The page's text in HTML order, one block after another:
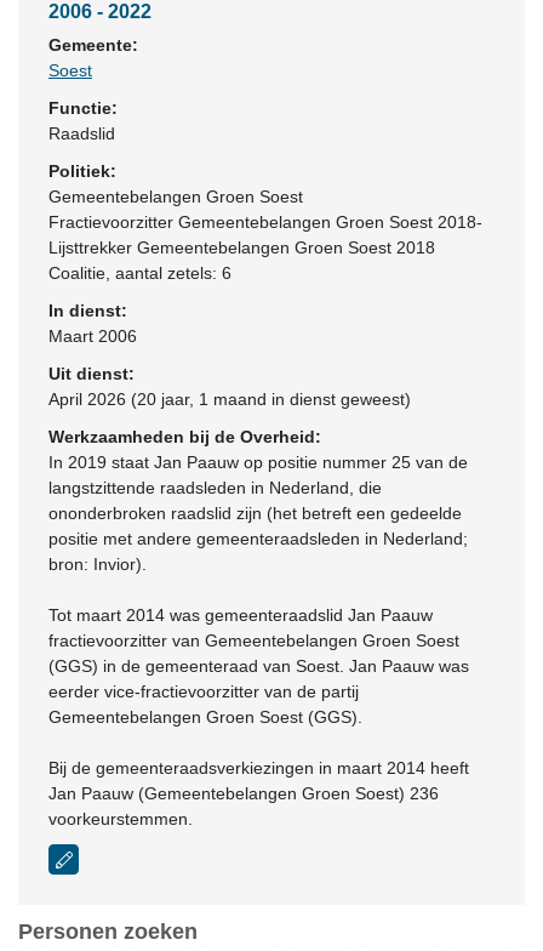
2006 - 2022
Gemeente:
Soest
Functie:
Raadslid
Politiek:
Gemeentebelangen Groen Soest
Fractievoorzitter Gemeentebelangen Groen Soest 2018-
Lijsttrekker Gemeentebelangen Groen Soest 2018
Coalitie , aantal zetels: 6
In dienst:
Maart 2006
Uit dienst:
April 2026 (20 jaar, 1 maand in dienst geweest)
Werkzaamheden bij de Overheid:
In 2019 staat Jan Paauw op positie nummer 25 van de
langstzittende raadsleden in Nederland, die
ononderbroken raadslid zijn (het betreft een gedeelde
positie met andere gemeenteraadsleden in Nederland;
bron: Invior).
Tot maart 2014 was gemeenteraadslid Jan Paauw
fractievoorzitter van Gemeentebelangen Groen Soest
(GGS) in de gemeenteraad van Soest. Jan Paauw was
eerder vice-fractievoorzitter van de partij
Gemeentebelangen Groen Soest (GGS).
Bij de gemeenteraadsverkiezingen in maart 2014 heeft
Jan Paauw (Gemeentebelangen Groen Soest) 236
voorkeurstemmen.
Personen zoeken